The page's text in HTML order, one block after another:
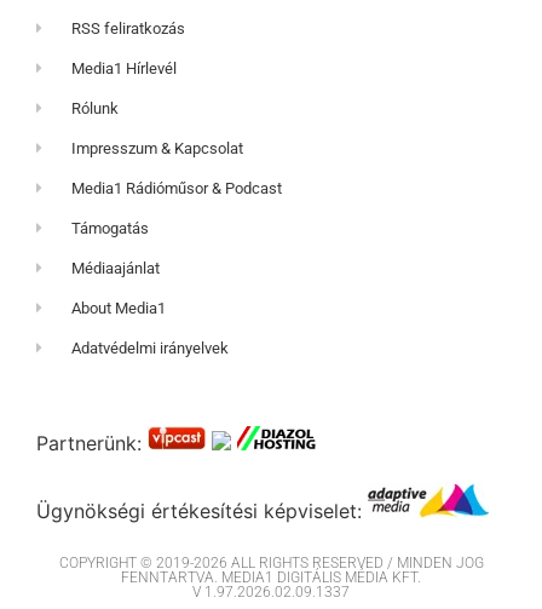
RSS feliratkozás
Media1 Hírlevél
Rólunk
Impresszum & Kapcsolat
Media1 Rádióműsor & Podcast
Támogatás
Médiaajánlat
About Media1
Adatvédelmi irányelvek
Partnerünk:
Ügynökségi értékesítési képviselet:
COPYRIGHT © 2019-2026 ALL RIGHTS RESERVED / MINDEN JOG
FENNTARTVA. MEDIA1 DIGITÁLIS MÉDIA KFT.
V 1.97.2026.02.09.1337